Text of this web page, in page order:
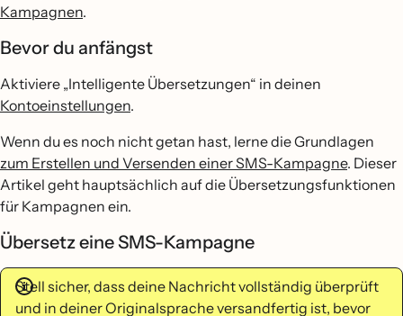
Kampagnen.
Bevor du anfängst
Aktiviere „Intelligente Übersetzungen“ in deinen
Kontoeinstellungen.
Wenn du es noch nicht getan hast, lerne die Grundlagen
zum Erstellen und Versenden einer SMS-Kampagne. Dieser
Artikel geht hauptsächlich auf die Übersetzungsfunktionen
für Kampagnen ein.
Übersetz eine SMS-Kampagne
Stell sicher, dass deine Nachricht vollständig überprüft
und in deiner Originalsprache versandfertig ist, bevor